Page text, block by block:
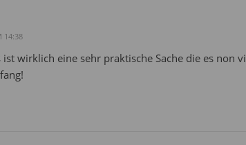
14:38
ist wirklich eine sehr praktische Sache die es